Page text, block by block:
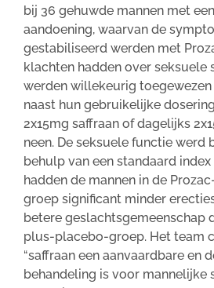
bij 36 gehuwde mannen met
aandoening, waarvan de
gestabiliseerd werden met
klachten hadden over seksuele
werden willekeurig toegewezen
naast hun gebruikelijke
2x15mg saffraan of dagelijks
neen. De seksuele functie werd
behulp van een standaard index
hadden de mannen in de
groep significant minder
betere geslachtsgemeenschap
plus-placebo-groep. Het team
“saffraan een aanvaardbare en
behandeling is voor mannelijke